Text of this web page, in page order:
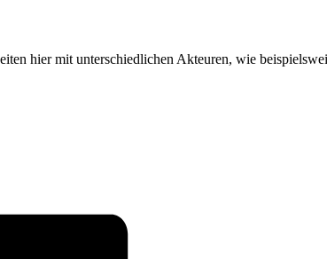
hier mit unterschiedlichen Akteuren, wie